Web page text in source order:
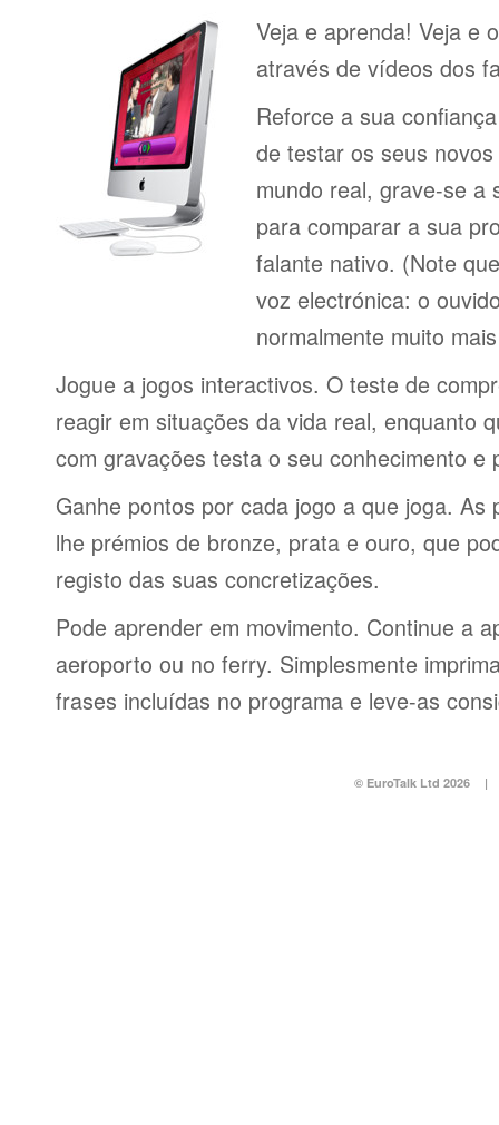
Veja e aprenda! Veja e
através de vídeos dos
Reforce a sua
de testar os seus
mundo real, grave-se a
para comparar a sua
falante nativo. (Note
voz electrónica: o
normalmente muito
Jogue a jogos interactivos. O teste de
reagir em situações da vida real, enquanto
com gravações testa o seu conhecimento e
Ganhe pontos por cada jogo a que joga. As
lhe prémios de bronze, prata e ouro, que
registo das suas concretizações.
Pode aprender em movimento. Continue a
aeroporto ou no ferry. Simplesmente
frases incluídas no programa e leve-as
© EuroTalk Ltd 2026 |